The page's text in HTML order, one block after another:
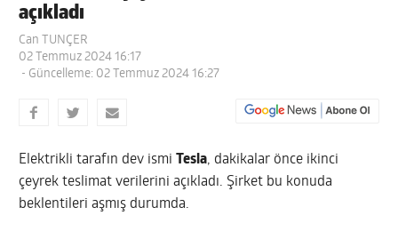
açıkladı
Can TUNÇER
02 Temmuz 2024 16:17
- Güncelleme: 02 Temmuz 2024 16:27
Elektrikli tarafın dev ismi Tesla, dakikalar önce ikinci
çeyrek teslimat verilerini açıkladı. Şirket bu konuda
beklentileri aşmış durumda.